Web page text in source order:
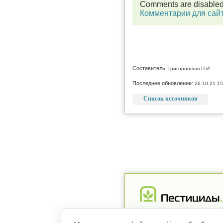
Comments are disabled
Комментарии для
Составитель: Григоровская П.И.
Последнее обновление: 26.10.21
Список источников